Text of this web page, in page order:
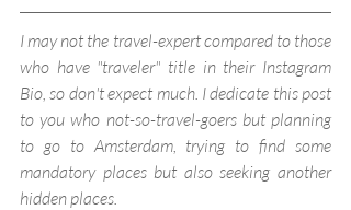
I may not the travel-expert compared to those
who have "traveler" title in their Instagram
Bio, so don't expect much. I dedicate this post
to you who not-so-travel-goers but planning
to go to Amsterdam, trying to find some
mandatory places but also seeking another
hidden places.